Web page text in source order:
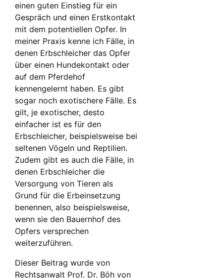
einen guten Einstieg für ein
Gespräch und einen Erstkontakt
mit dem potentiellen Opfer. In
meiner Praxis kenne ich Fälle, in
denen Erbschleicher das Opfer
über einen Hundekontakt oder
auf dem Pferdehof
kennengelernt haben. Es gibt
sogar noch exotischere Fälle. Es
gilt, je exotischer, desto
einfacher ist es für den
Erbschleicher, beispielsweise bei
seltenen Vögeln und Reptilien.
Zudem gibt es auch die Fälle, in
denen Erbschleicher die
Versorgung von Tieren als
Grund für die Erbeinsetzung
benennen, also beispielsweise,
wenn sie den Bauernhof des
Opfers versprechen
weiterzuführen.
Dieser Beitrag wurde von
Rechtsanwalt Prof. Dr. Böh von